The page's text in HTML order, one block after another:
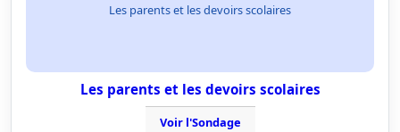
Les parents et les devoirs scolaires
Les parents et les devoirs scolaires
Voir l'Sondage